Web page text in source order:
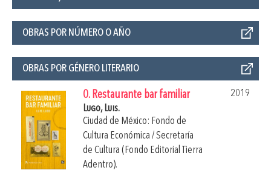
OBRAS POR NÚMERO O AÑO
OBRAS POR GÉNERO LITERARIO
0. Restaurante bar familiar
2019
Lugo, Luis.
Ciudad de México: Fondo de
Cultura Económica / Secretaría
de Cultura (Fondo Editorial Tierra
Adentro).